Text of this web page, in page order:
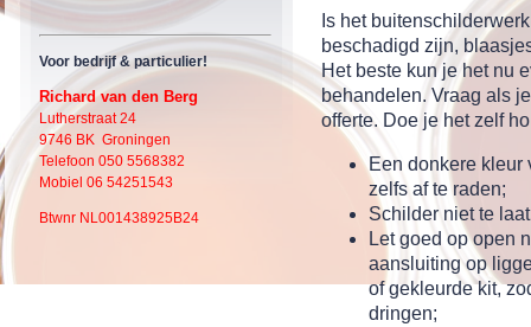
Voor bedrijf & particulier!
Richard van den Berg
Lutherstraat 24
9746 BK Groningen
Telefoon 050 5568382
Mobiel 06 54251543
Btwnr NL001438925B24
Is het
beschadigd zijn,
Het beste kun je het nu
behandelen. Vraag als
offerte. Doe je het zelf
Een donkere kleur
zelfs af te raden;
Schilder niet te
Let goed op open
aansluiting op
of gekleurde kit,
dringen;